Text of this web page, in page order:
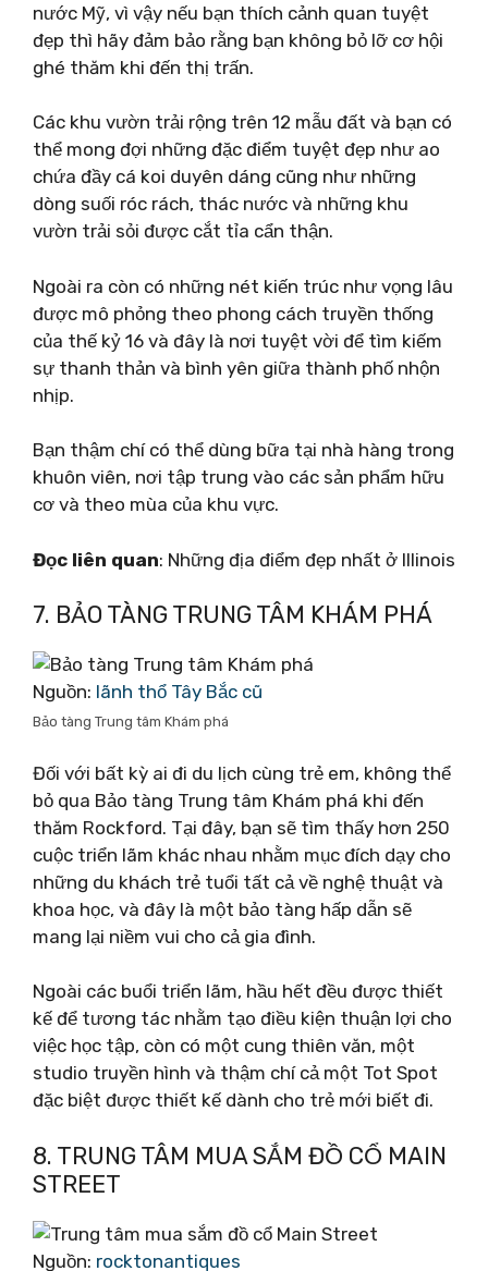
nước Mỹ, vì vậy nếu bạn thích cảnh quan tuyệt
đẹp thì hãy đảm bảo rằng bạn không bỏ lỡ cơ hội
ghé thăm khi đến thị trấn.
Các khu vườn trải rộng trên 12 mẫu đất và bạn có
thể mong đợi những đặc điểm tuyệt đẹp như ao
chứa đầy cá koi duyên dáng cũng như những
dòng suối róc rách, thác nước và những khu
vườn trải sỏi được cắt tỉa cẩn thận.
Ngoài ra còn có những nét kiến ​​trúc như vọng lâu
được mô phỏng theo phong cách truyền thống
của thế kỷ 16 và đây là nơi tuyệt vời để tìm kiếm
sự thanh thản và bình yên giữa thành phố nhộn
nhịp.
Bạn thậm chí có thể dùng bữa tại nhà hàng trong
khuôn viên, nơi tập trung vào các sản phẩm hữu
cơ và theo mùa của khu vực.
Đọc liên quan: Những địa điểm đẹp nhất ở Illinois
7. BẢO TÀNG TRUNG TÂM KHÁM PHÁ
Nguồn: lãnh thổ Tây Bắc cũ
Bảo tàng Trung tâm Khám phá
Đối với bất kỳ ai đi du lịch cùng trẻ em, không thể
bỏ qua Bảo tàng Trung tâm Khám phá khi đến
thăm Rockford. Tại đây, bạn sẽ tìm thấy hơn 250
cuộc triển lãm khác nhau nhằm mục đích dạy cho
những du khách trẻ tuổi tất cả về nghệ thuật và
khoa học, và đây là một bảo tàng hấp dẫn sẽ
mang lại niềm vui cho cả gia đình.
Ngoài các buổi triển lãm, hầu hết đều được thiết
kế để tương tác nhằm tạo điều kiện thuận lợi cho
việc học tập, còn có một cung thiên văn, một
studio truyền hình và thậm chí cả một Tot Spot
đặc biệt được thiết kế dành cho trẻ mới biết đi.
8. TRUNG TÂM MUA SẮM ĐỒ CỔ MAIN
STREET
Nguồn: rocktonantiques